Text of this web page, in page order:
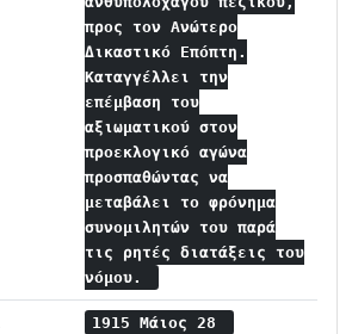
προς τον Ανώτερο
Δικαστικό Επόπτη.
Καταγγέλλει την
επέμβαση του
αξιωματικού στον
προεκλογικό αγώνα
προσπαθώντας να
μεταβάλει το φρόνημα
συνομιλητών του παρά
τις ρητές διατάξεις του
νόμου.
1915 Μάιος 28